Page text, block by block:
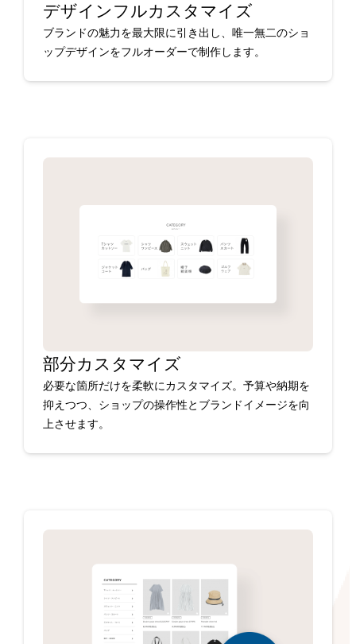
デザインフルカスタマイズ
ブランドの魅力を最大限に引き出し、唯一無二のショ
ップデザインをフルオーダーで制作します。
部分カスタマイズ
必要な箇所だけを柔軟にカスタマイズ。予算や納期を
抑えつつ、ショップの操作性とブランドイメージを向
上させます。